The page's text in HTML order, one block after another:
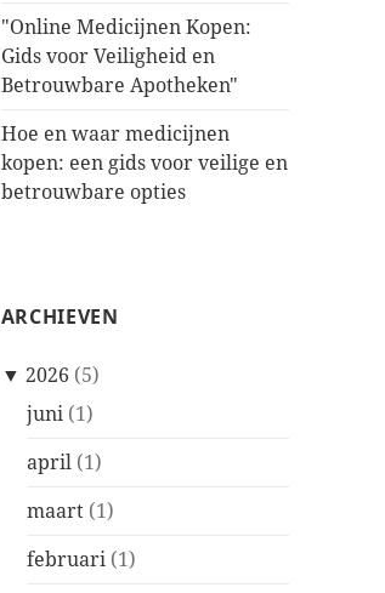
"Online Medicijnen Kopen:
Gids voor Veiligheid en
Betrouwbare Apotheken"
Hoe en waar medicijnen
kopen: een gids voor veilige en
betrouwbare opties
ARCHIEVEN
▼ 2026 (5)
juni (1)
april (1)
maart (1)
februari (1)